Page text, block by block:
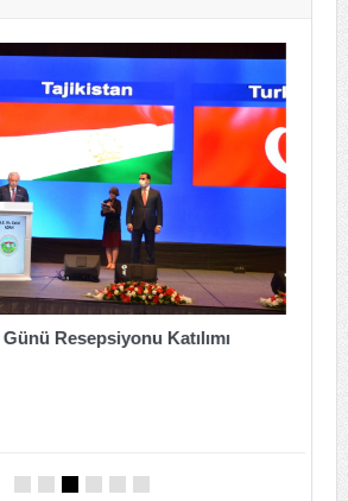
Resepsiyonu Katılımı